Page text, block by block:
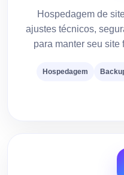
Hospedagem de
ajustes técnicos,
para manter seu site
Hospedagem